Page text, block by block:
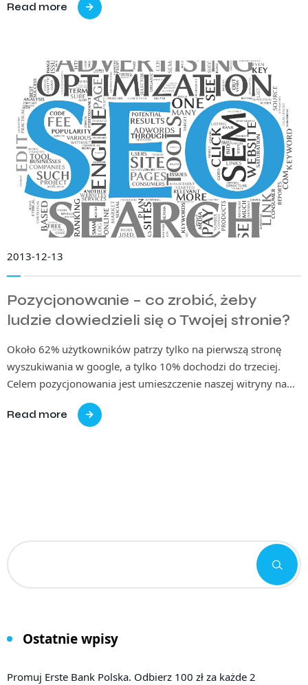
Read more
2013-12-13
Pozycjonowanie – co zrobić, żeby
ludzie dowiedzieli się o Twojej stronie?
Około 62% użytkowników patrzy tylko na pierwszą stronę
wyszukiwania w google, a tylko 10% dochodzi do trzeciej.
Celem pozycjonowania jest umieszczenie naszej witryny na…
Read more
Ostatnie wpisy
Promuj Erste Bank Polska. Odbierz 100 zł za każde 2